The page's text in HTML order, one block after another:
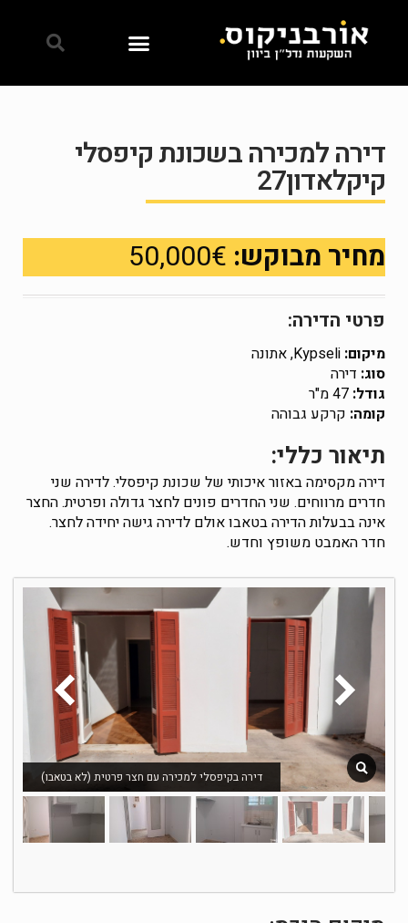
דירה למכירה בשכונת קיפסלי
קיקלאדון27
מחיר מבוקש:
פרטי הדירה:
מיקום:
סוג: דירה
גודל:
קומה: קרקע גבוהה
תיאור כללי:
דירה מקסימה באזור איכותי של שכונת קיפסלי. לדירה שני
חדרים מרווחים. שני החדרים פונים לחצר גדולה ופרטית. החצר
אינה בבעלות הדירה בטאבו אולם לדירה גישה יחידה לחצר.
חדר האמבט משופץ וחדש.
דירה בקיפסלי למכירה עם חצר פרטית (לא בטאבו)